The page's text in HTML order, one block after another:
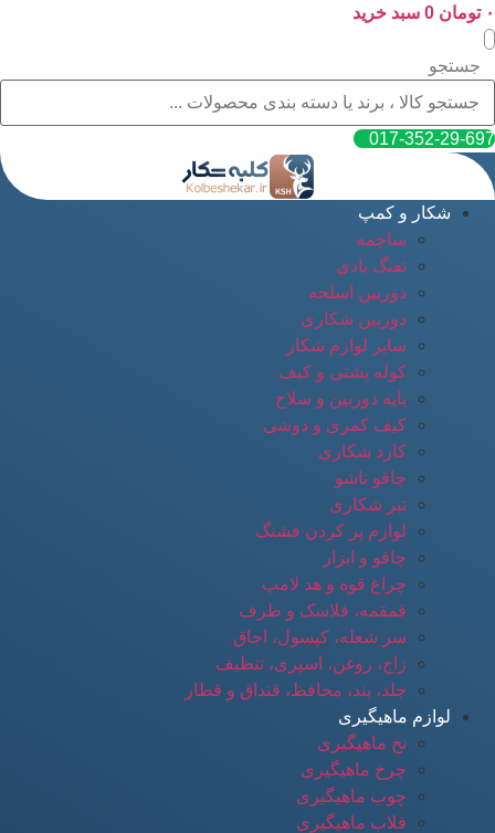
پرش
به
محتوا
۰ تومان 0 سبد خرید
جستجو
017-352-29-697
شکار و کمپ
ساچمه
تفنگ بادی
دوربین اسلحه
دوربین شکاری
سایر لوازم شکار
کوله پشتی و کیف
پایه دوربین و سلاح
کیف کمری و دوشی
کارد شکاری
چاقو تاشو
تبر شکاری
لوازم پر کردن فشنگ
چاقو و ابزار
چراغ قوه و هد لامپ
قمقمه، فلاسک و ظرف
سر شعله، کپسول، اجاق
زاج، روغن، اسپری، تنظیف
جلد، بند، محافظ، قنداق و قطار
لوازم ماهیگیری
نخ ماهیگیری
چرخ ماهیگیری
چوب ماهیگیری
قلاب ماهیگیری